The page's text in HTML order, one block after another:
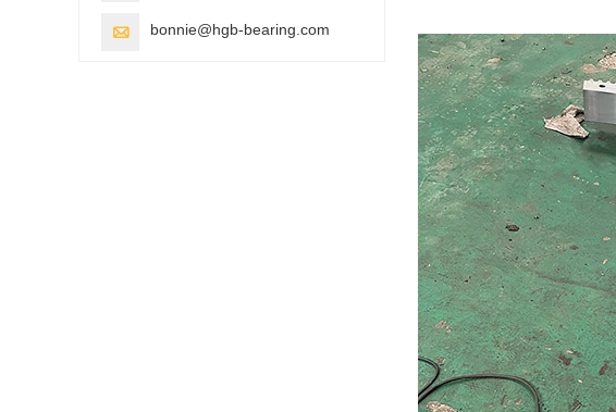
 bonnie@hgb-bearing.com